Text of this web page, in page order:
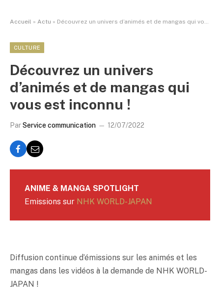
Accueil » Actu » Découvrez un univers d’animés et de mangas qui vous est inconnu !
CULTURE
Découvrez un univers
d’animés et de mangas qui
vous est inconnu !
ParService communication 12/07/2022
ANIME & MANGA SPOTLIGHT
Emissions sur NHK WORLD-JAPAN
Diffusion continue d’émissions sur les animés et les
mangas dans les vidéos à la demande de NHK WORLD-
JAPAN !